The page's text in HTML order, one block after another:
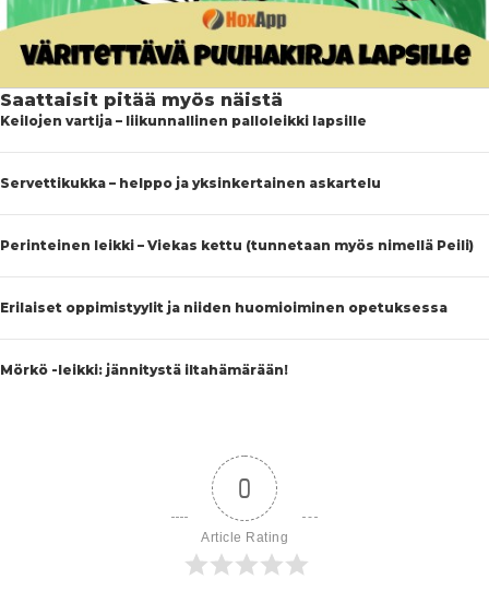
Saattaisit pitää myös näistä
Keilojen vartija – liikunnallinen palloleikki lapsille
Servettikukka – helppo ja yksinkertainen askartelu
Perinteinen leikki – Viekas kettu (tunnetaan myös nimellä Peili)
Erilaiset oppimistyylit ja niiden huomioiminen opetuksessa
Mörkö -leikki: jännitystä iltahämärään!
0
Article Rating